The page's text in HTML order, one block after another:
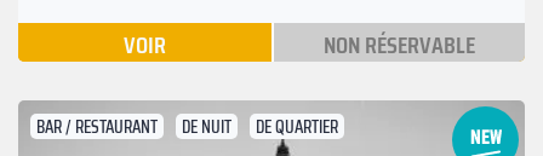
VOIR NON RÉSERVABLE
BAR / RESTAURANT DE NUIT DE QUARTIER